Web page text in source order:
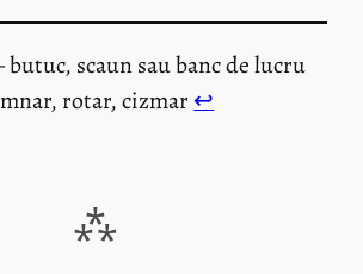
scaun sau banc de lucru
rotar, cizmar ↩︎
⁂